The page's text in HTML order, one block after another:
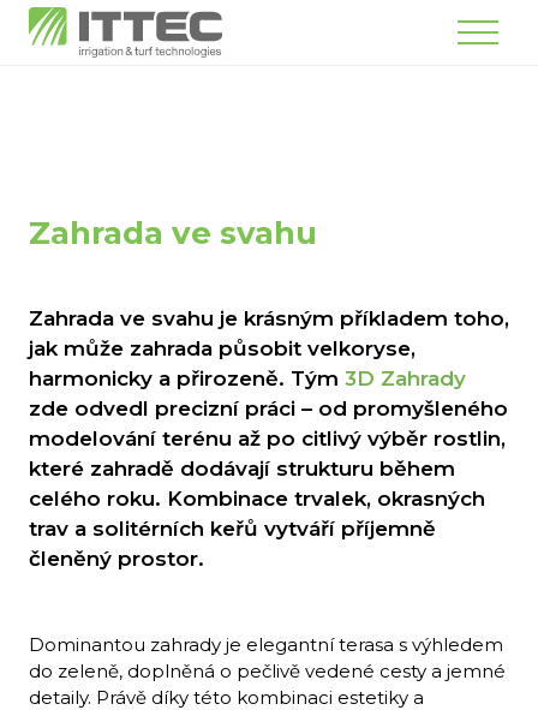
Menu
Zahrada ve svahu
Zahrada ve svahu je krásným příkladem toho,
jak může zahrada působit velkoryse,
harmonicky a přirozeně. Tým 3D Zahrady
zde odvedl precizní práci – od promyšleného
modelování terénu až po citlivý výběr rostlin,
které zahradě dodávají strukturu během
celého roku. Kombinace trvalek, okrasných
trav a solitérních keřů vytváří příjemně
členěný prostor.
Dominantou zahrady je elegantní terasa s výhledem
do zeleně, doplněná o pečlivě vedené cesty a jemné
detaily. Právě díky této kombinaci estetiky a